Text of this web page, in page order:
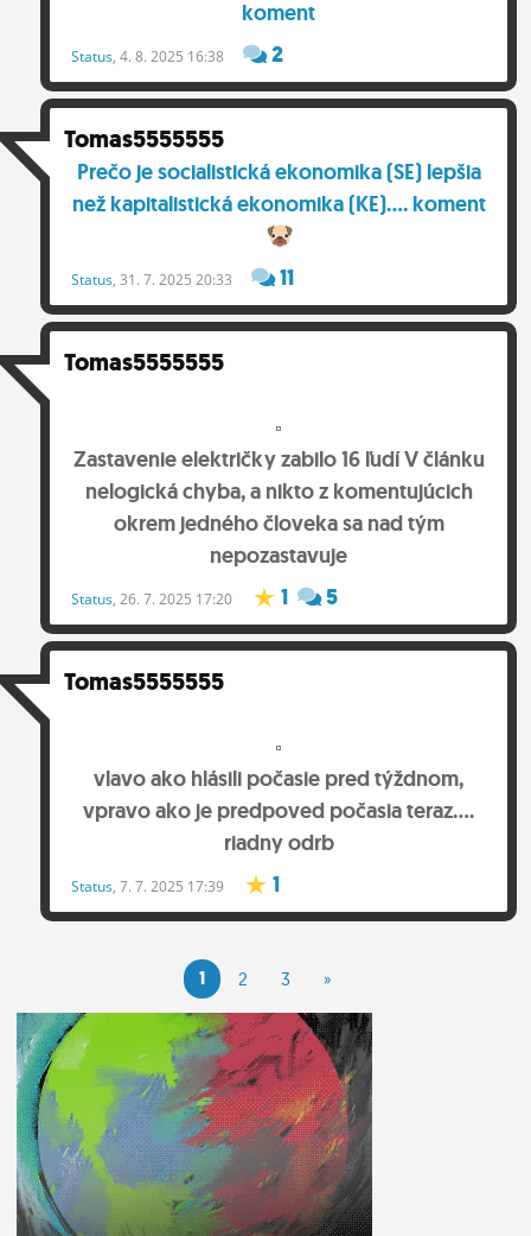
než kapitalistická ekonomika (KE).... koment
Status, 31. 7. 2025 20:33 11
Tomas5555555
Zastavenie električky zabilo 16 ľudí V článku
nelogická chyba, a nikto z komentujúcich
okrem jedného človeka sa nad tým
1
vlavo ako hlásili počasie pred týždnom,